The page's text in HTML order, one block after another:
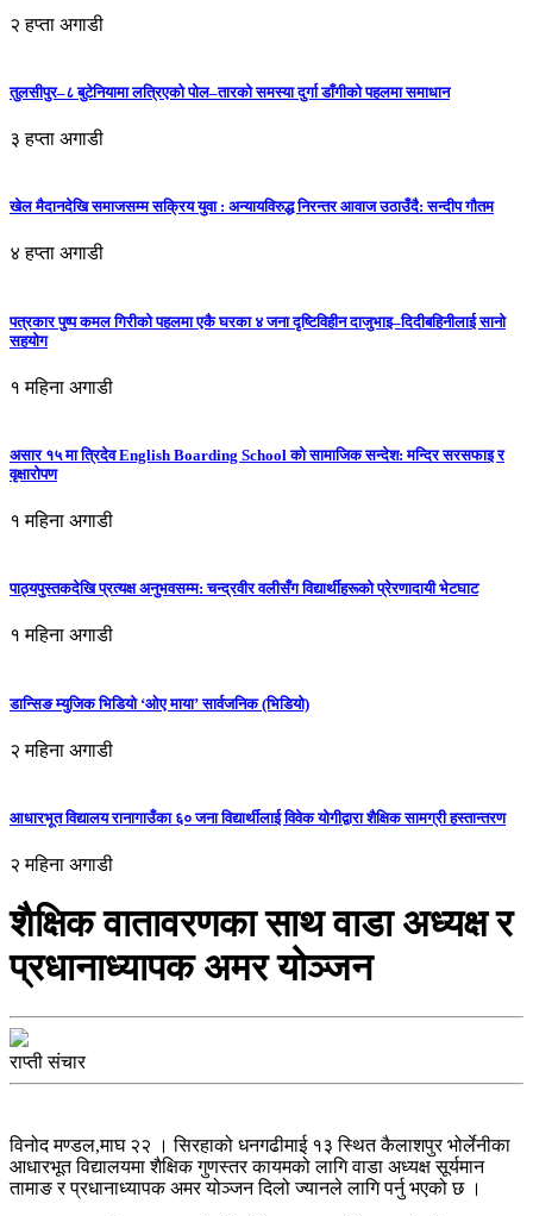
२ हप्ता अगाडी
तुलसीपुर–८ बुटेनियामा लत्रिएको पोल–तारको समस्या दुर्गा डाँगीको पहलमा समाधान
३ हप्ता अगाडी
खेल मैदानदेखि समाजसम्म सक्रिय युवा : अन्यायविरुद्ध निरन्तर आवाज उठाउँदै: सन्दीप गौतम
४ हप्ता अगाडी
पत्रकार पुष्प कमल गिरीको पहलमा एकै घरका ४ जना दृष्टिविहीन दाजुभाइ–दिदीबहिनीलाई सानो
सहयोग
१ महिना अगाडी
असार १५ मा त्रिदेव English Boarding School को सामाजिक सन्देश: मन्दिर सरसफाइ र
वृक्षारोपण
१ महिना अगाडी
पाठ्यपुस्तकदेखि प्रत्यक्ष अनुभवसम्म: चन्द्रवीर वलीसँग विद्यार्थीहरूको प्रेरणादायी भेटघाट
१ महिना अगाडी
डान्सिङ म्युजिक भिडियो ‘ओए माया’ सार्वजनिक (भिडियो)
२ महिना अगाडी
आधारभूत विद्यालय रानागाउँका ६० जना विद्यार्थीलाई विवेक योगीद्वारा शैक्षिक सामग्री हस्तान्तरण
२ महिना अगाडी
शैक्षिक वातावरणका साथ वाडा अध्यक्ष र
प्रधानाध्यापक अमर योञ्जन
राप्ती संचार
विनोद मण्डल,माघ २२ । सिरहाको धनगढीमाई १३ स्थित कैलाशपुर भोर्लेनीका
आधारभूत विद्यालयमा शैक्षिक गुणस्तर कायमको लागि वाडा अध्यक्ष सूर्यमान
तामाङ र प्रधानाध्यापक अमर योञ्जन दिलो ज्यानले लागि पर्नु भएको छ ।